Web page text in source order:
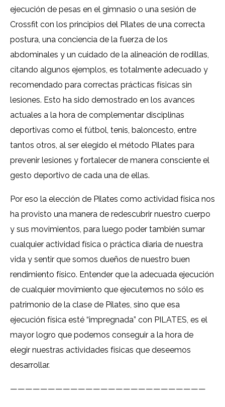
ejecución de pesas en el gimnasio o una sesión de
Crossfit con los principios del Pilates de una correcta
postura, una conciencia de la fuerza de los
abdominales y un cuidado de la alineación de rodillas,
citando algunos ejemplos, es totalmente adecuado y
recomendado para correctas prácticas físicas sin
lesiones. Esto ha sido demostrado en los avances
actuales a la hora de complementar disciplinas
deportivas como el fútbol, tenis, baloncesto, entre
tantos otros, al ser elegido el método Pilates para
prevenir lesiones y fortalecer de manera consciente el
gesto deportivo de cada una de ellas.
Por eso la elección de Pilates como actividad física nos
ha provisto una manera de redescubrir nuestro cuerpo
y sus movimientos, para luego poder también sumar
cualquier actividad física o práctica diaria de nuestra
vida y sentir que somos dueños de nuestro buen
rendimiento físico. Entender que la adecuada ejecución
de cualquier movimiento que ejecutemos no sólo es
patrimonio de la clase de Pilates, sino que esa
ejecución física esté “impregnada” con PILATES, es el
mayor logro que podemos conseguir a la hora de
elegir nuestras actividades físicas que deseemos
desarrollar.
——————————————————————————